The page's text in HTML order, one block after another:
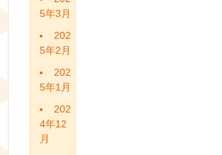
5年3月
202
5年2月
202
5年1月
202
4年12
月